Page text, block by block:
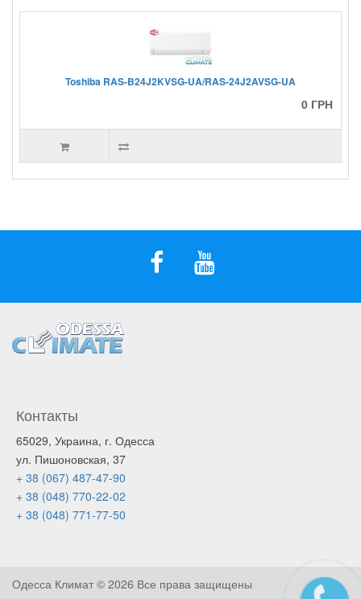
Toshiba RAS-B24J2KVSG-UA/RAS-24J2AVSG-UA
0 ГРН
Контакты
65029, Украина, г. Одесса
ул. Пишоновская, 37
+ 38 (067) 487-47-90
+ 38 (048) 770-22-02
+ 38 (048) 771-77-50
Одесса Климат © 2026 Все права защищены